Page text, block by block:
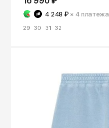
4 248 ₽ × 4платежа
29 30 31 32